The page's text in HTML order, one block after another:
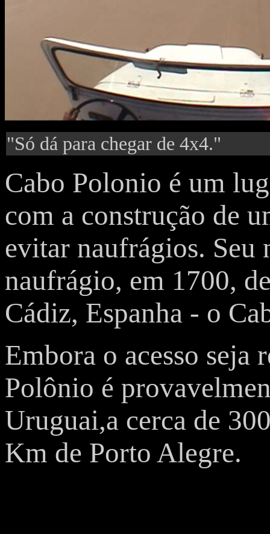
"Só dá para chegar de 4x4."
Cabo Polonio é um
com a construção de
evitar naufrágios. Seu
naufrágio, em 1700,
Cádiz, Espanha - o
Embora o acesso seja
Polônio é
Uruguai,a cerca de
Km de Porto Alegre.